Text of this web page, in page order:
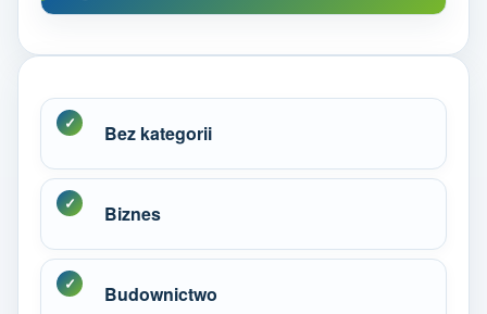
Bez kategorii
Biznes
Budownictwo